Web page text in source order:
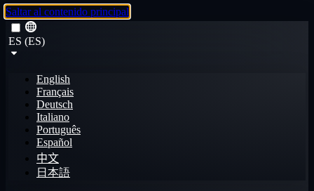
Saltar al contenido principal
ES (ES)
English
Français
Deutsch
Italiano
Português
Español
中文
日本語